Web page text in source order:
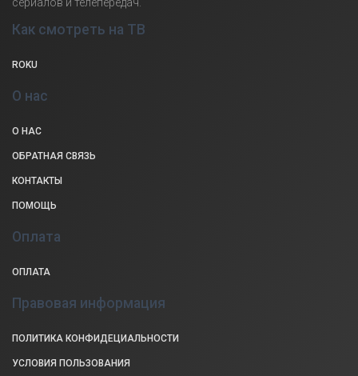
Как смотреть на ТВ
ROKU
О нас
О НАС
ОБРАТНАЯ СВЯЗЬ
КОНТАКТЫ
ПОМОЩЬ
Оплата
ОПЛАТА
Правовая информация
ПОЛИТИКА КОНФИДЕЦИАЛЬНОСТИ
УСЛОВИЯ ПОЛЬЗОВАНИЯ